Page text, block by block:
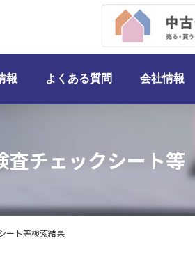
報 よくある質問 会社情報
ート等検索結果
査チェックシート